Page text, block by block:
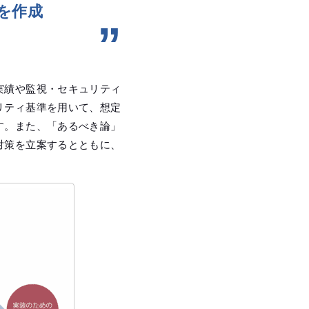
作成
や監視・セキュリティ
ィ基準を用いて、想定
また、「あるべき論」
を立案するとともに、